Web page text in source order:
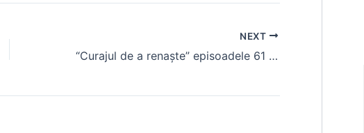
NEXT
“Curajul de a renaște” episoadele 61 și 62, rezumat. Bahar le înfruntă pe Sureyya și Rengin